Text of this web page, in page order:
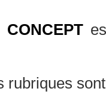
CONCEPT
rubriques